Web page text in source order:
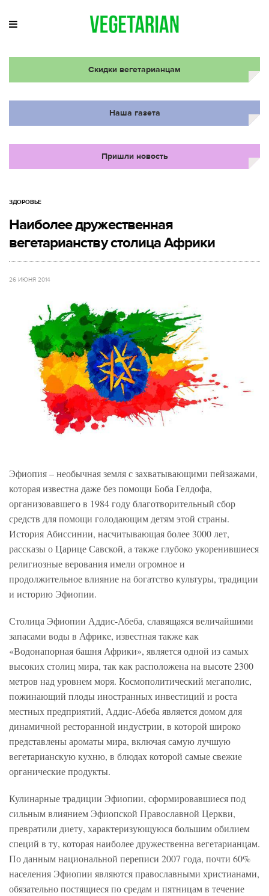
Скидки вегетарианцам
Наша газета
Пришли новость
ЗДОРОВЬЕ
Наиболее дружественная
вегетарианству столица Африки
26 ИЮНЯ 2014
Эфиопия – необычная земля с захватывающими пейзажами,
которая известна даже без помощи Боба Гелдофа,
организовавшего в 1984 году благотворительный сбор
средств для помощи голодающим детям этой страны.
История Абиссинии, насчитывающая более 3000 лет,
рассказы о Царице Савской, а также глубоко укоренившиеся
религиозные верования имели огромное и
продолжительное влияние на богатство культуры, традиции
и историю Эфиопии.
Столица Эфиопии Аддис-Абеба, славящаяся величайшими
запасами воды в Африке, известная также как
«Водонапорная башня Африки», является одной из самых
высоких столиц мира, так как расположена на высоте 2300
метров над уровнем моря. Космополитический мегаполис,
пожинающий плоды иностранных инвестиций и роста
местных предприятий, Аддис-Абеба является домом для
динамичной ресторанной индустрии, в которой широко
представлены ароматы мира, включая самую лучшую
вегетарианскую кухню, в блюдах которой самые свежие
органические продукты.
Кулинарные традиции Эфиопии, сформировавшиеся под
сильным влиянием Эфиопской Православной Церкви,
превратили диету, характеризующуюся большим обилием
специй в ту, которая наиболее дружественна вегетарианцам.
По данным национальной переписи 2007 года, почти 60%
населения Эфиопии являются православными христианами,
обязательно постящиеся по средам и пятницам в течение